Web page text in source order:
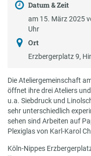
Datum & Zeit
am 15. März 2025
Uhr
Ort
Erzbergerplatz 9,
Die Ateliergemeinschaft
öffnet ihre drei Ateliers
u.a. Siebdruck und
sehr unterschiedlich
sehen sind Arbeiten auf
Plexiglas von Karl-Karol
Köln-Nippes